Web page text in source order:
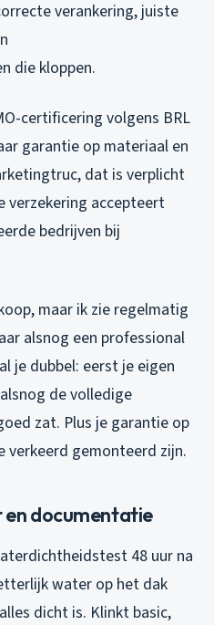
verankering, juiste
die kloppen.
certificering volgens BRL
garantie op materiaal en
dat is verplicht
verzekering accepteert
bedrijven bij
maar ik zie regelmatig
alsnog een professional
je dubbel: eerst je eigen
de volledige
zat. Plus je garantie op
verkeerd gemonteerd zijn.
documentatie
48 uur na
water op het dak
dicht is. Klinkt basic,